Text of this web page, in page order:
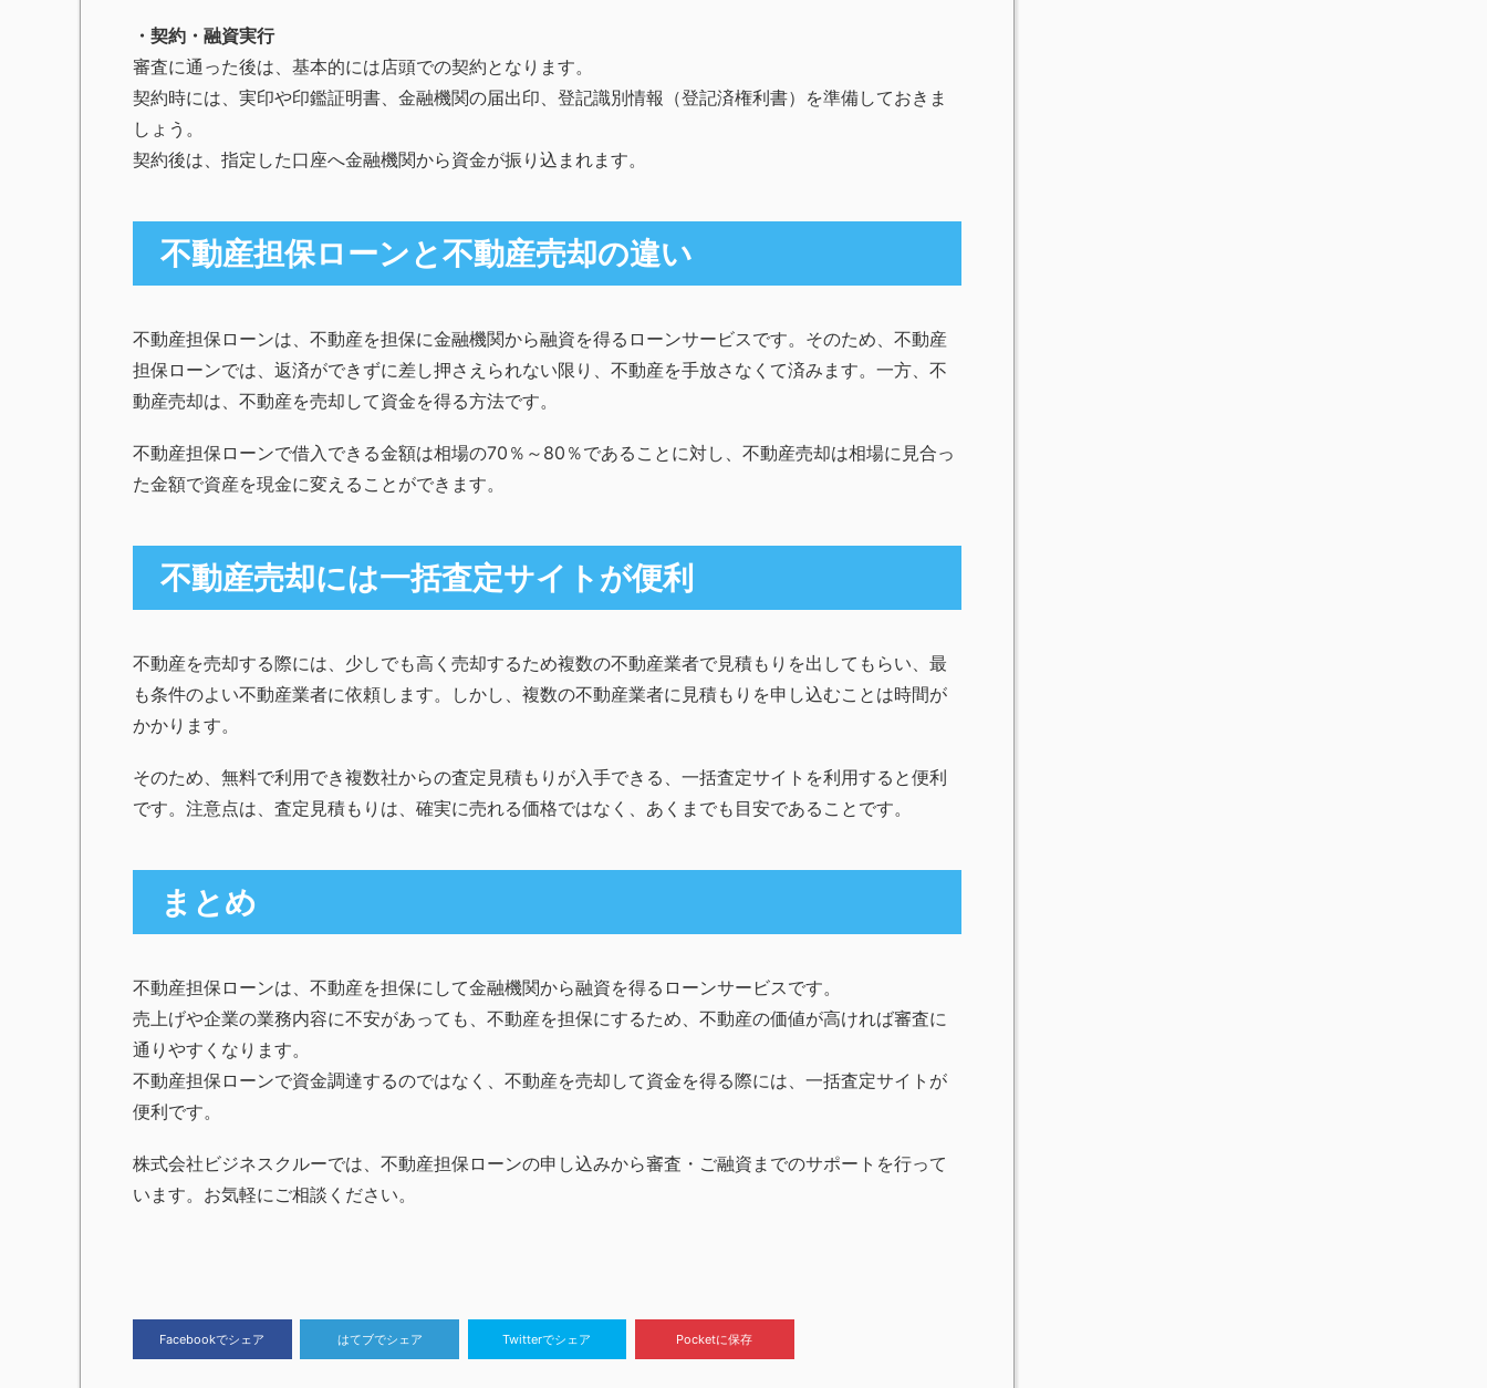
・契約・融資実行
審査に通った後は、基本的には店頭での契約となります。
契約時には、実印や印鑑証明書、金融機関の届出印、登記識別情報（登記済権利書）を準備しておきま
しょう。
契約後は、指定した口座へ金融機関から資金が振り込まれます。
不動産担保ローンと不動産売却の違い
不動産担保ローンは、不動産を担保に金融機関から融資を得るローンサービスです。そのため、不動産
担保ローンでは、返済ができずに差し押さえられない限り、不動産を手放さなくて済みます。一方、不
動産売却は、不動産を売却して資金を得る方法です。
不動産担保ローンで借入できる金額は相場の70％～80％であることに対し、不動産売却は相場に見合っ
た金額で資産を現金に変えることができます。
不動産売却には一括査定サイトが便利
不動産を売却する際には、少しでも高く売却するため複数の不動産業者で見積もりを出してもらい、最
も条件のよい不動産業者に依頼します。しかし、複数の不動産業者に見積もりを申し込むことは時間が
かかります。
そのため、無料で利用でき複数社からの査定見積もりが入手できる、一括査定サイトを利用すると便利
です。注意点は、査定見積もりは、確実に売れる価格ではなく、あくまでも目安であることです。
まとめ
不動産担保ローンは、不動産を担保にして金融機関から融資を得るローンサービスです。
売上げや企業の業務内容に不安があっても、不動産を担保にするため、不動産の価値が高ければ審査に
通りやすくなります。
不動産担保ローンで資金調達するのではなく、不動産を売却して資金を得る際には、一括査定サイトが
便利です。
株式会社ビジネスクルーでは、不動産担保ローンの申し込みから審査・ご融資までのサポートを行って
います。お気軽にご相談ください。
Facebookでシェア はてブでシェア Twitterでシェア Pocketに保存